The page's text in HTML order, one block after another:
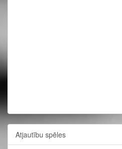
Atjautību spēles